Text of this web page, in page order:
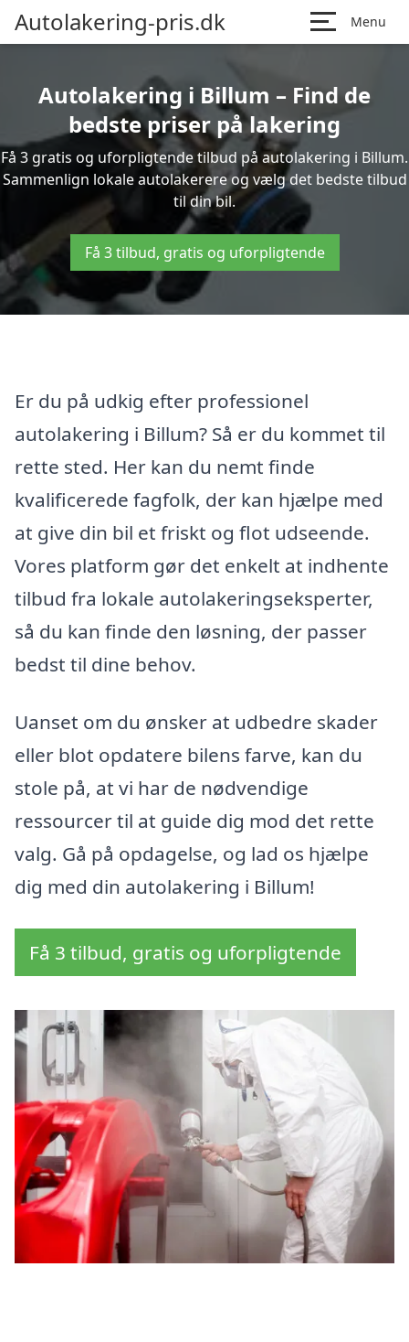
Autolakering-pris.dk Menu
Autolakering i Billum – Find de
bedste priser på lakering
Få 3 gratis og uforpligtende tilbud på autolakering i Billum.
Sammenlign lokale autolakerere og vælg det bedste tilbud
til din bil.
Få 3 tilbud, gratis og uforpligtende
Er du på udkig efter professionel
autolakering i Billum? Så er du kommet til
rette sted. Her kan du nemt finde
kvalificerede fagfolk, der kan hjælpe med
at give din bil et friskt og flot udseende.
Vores platform gør det enkelt at indhente
tilbud fra lokale autolakeringseksperter,
så du kan finde den løsning, der passer
bedst til dine behov.
Uanset om du ønsker at udbedre skader
eller blot opdatere bilens farve, kan du
stole på, at vi har de nødvendige
ressourcer til at guide dig mod det rette
valg. Gå på opdagelse, og lad os hjælpe
dig med din autolakering i Billum!
Få 3 tilbud, gratis og uforpligtende